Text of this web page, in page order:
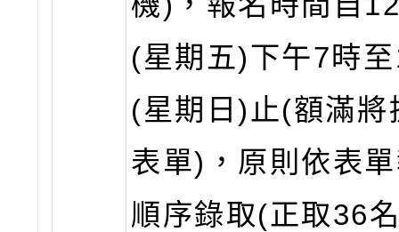
(星期五)下午7時
(星期日)止(額滿將
表單)，原則依表
順序錄取(正取36